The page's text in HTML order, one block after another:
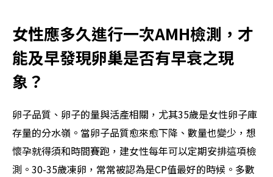
女性應多久進行一次AMH檢測，才
能及早發現卵巢是否有早衰之現
象？
卵子品質、卵子的量與活產相關，尤其35歲是女性卵子庫
存量的分水嶺。當卵子品質愈來愈下降、數量也變少，想
懷孕就得須和時間賽跑，建女性每年可以定期安排這項檢
測。30-35歲凍卵，常常被認為是CP值最好的時候。多數